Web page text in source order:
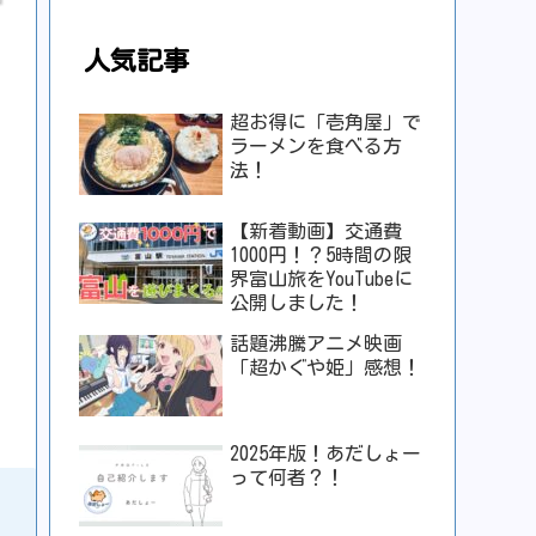
人気記事
超お得に「壱角屋」で
ラーメンを食べる方
法！
【新着動画】交通費
1000円！？5時間の限
界富山旅をYouTubeに
公開しました！
話題沸騰アニメ映画
「超かぐや姫」感想！
2025年版！あだしょー
って何者？！